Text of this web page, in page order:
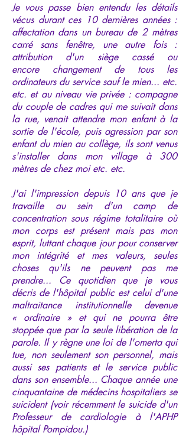
Je vous passe bien entendu les détails
vécus durant ces 10 dernières années :
affectation dans un bureau de 2 mètres
carré sans fenêtre, une autre fois :
attribution d'un siège cassé ou
encore changement de tous les
ordinateurs du service sauf le mien... etc.
etc. et au niveau vie privée : compagne
du couple de cadres qui me suivait dans
la rue, venait attendre mon enfant à la
sortie de l'école, puis agression par son
enfant du mien au collège, ils sont venus
s'installer dans mon village à 300
mètres de chez moi etc. etc.
J'ai l'impression depuis 10 ans que je
travaille au sein d'un camp de
concentration sous régime totalitaire où
mon corps est présent mais pas mon
esprit, luttant chaque jour pour conserver
mon intégrité et mes valeurs, seules
choses qu'ils ne peuvent pas me
prendre... Ce quotidien que je vous
décris de l'hôpital public est celui d'une
maltraitance institutionnelle devenue
« ordinaire » et qui ne pourra être
stoppée que par la seule libération de la
parole. Il y règne une loi de l'omerta qui
tue, non seulement son personnel, mais
aussi ses patients et le service public
dans son ensemble... Chaque année une
cinquantaine de médecins hospitaliers se
suicident (voir récemment le suicide d'un
Professeur de cardiologie à l'APHP
hôpital Pompidou.)